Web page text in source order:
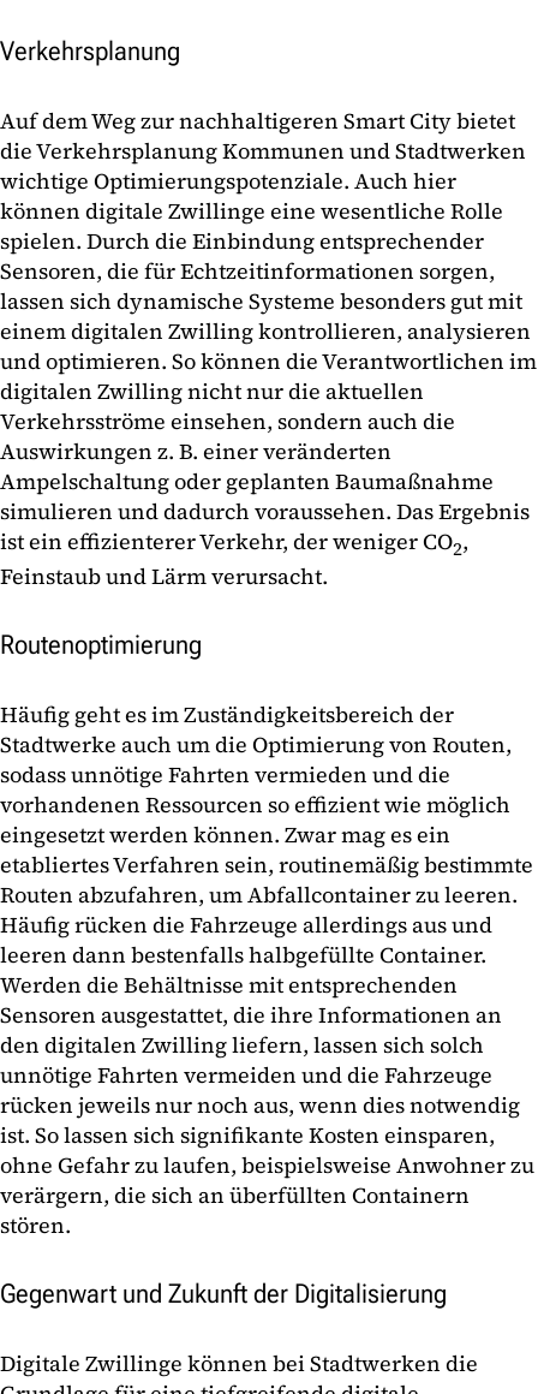
Verkehrsplanung
Auf dem Weg zur nachhaltigeren Smart City bietet
die Verkehrsplanung Kommunen und Stadtwerken
wichtige Optimierungspotenziale. Auch hier
können digitale Zwillinge eine wesentliche Rolle
spielen. Durch die Einbindung entsprechender
Sensoren, die für Echtzeitinformationen sorgen,
lassen sich dynamische Systeme besonders gut mit
einem digitalen Zwilling kontrollieren, analysieren
und optimieren. So können die Verantwortlichen im
digitalen Zwilling nicht nur die aktuellen
Verkehrsströme einsehen, sondern auch die
Auswirkungen z. B. einer veränderten
Ampelschaltung oder geplanten Baumaßnahme
simulieren und dadurch voraussehen. Das Ergebnis
ist ein effizienterer Verkehr, der weniger CO2,
Feinstaub und Lärm verursacht.
Routenoptimierung
Häufig geht es im Zuständigkeitsbereich der
Stadtwerke auch um die Optimierung von Routen,
sodass unnötige Fahrten vermieden und die
vorhandenen Ressourcen so effizient wie möglich
eingesetzt werden können. Zwar mag es ein
etabliertes Verfahren sein, routinemäßig bestimmte
Routen abzufahren, um Abfallcontainer zu leeren.
Häufig rücken die Fahrzeuge allerdings aus und
leeren dann bestenfalls halbgefüllte Container.
Werden die Behältnisse mit entsprechenden
Sensoren ausgestattet, die ihre Informationen an
den digitalen Zwilling liefern, lassen sich solch
unnötige Fahrten vermeiden und die Fahrzeuge
rücken jeweils nur noch aus, wenn dies notwendig
ist. So lassen sich signifikante Kosten einsparen,
ohne Gefahr zu laufen, beispielsweise Anwohner zu
verärgern, die sich an überfüllten Containern
stören.
Gegenwart und Zukunft der Digitalisierung
Digitale Zwillinge können bei Stadtwerken die